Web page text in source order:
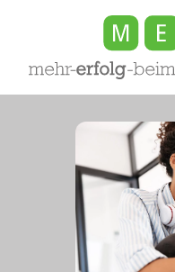
springen